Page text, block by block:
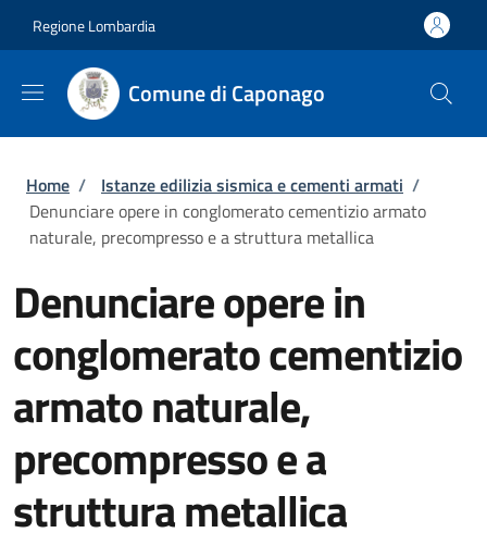
Regione Lombardia
Comune di Caponago
Briciole di pane
Home / Istanze edilizia sismica e cementi armati /
Denunciare opere in conglomerato cementizio armato
naturale, precompresso e a struttura metallica
Denunciare opere in
conglomerato cementizio
armato naturale,
precompresso e a
struttura metallica